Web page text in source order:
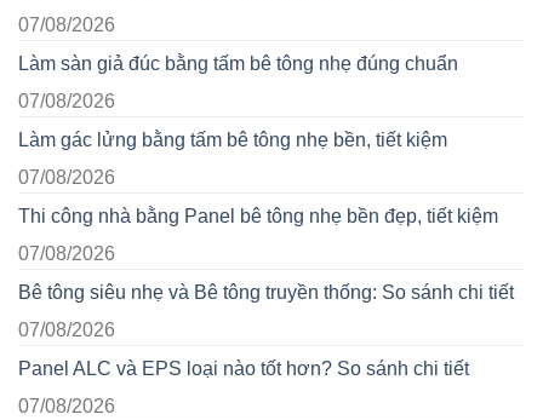
07/08/2026
Làm sàn giả đúc bằng tấm bê tông nhẹ đúng chuẩn
07/08/2026
Làm gác lửng bằng tấm bê tông nhẹ bền, tiết kiệm
07/08/2026
Thi công nhà bằng Panel bê tông nhẹ bền đẹp, tiết kiệm
07/08/2026
Bê tông siêu nhẹ và Bê tông truyền thống: So sánh chi tiết
07/08/2026
Panel ALC và EPS loại nào tốt hơn? So sánh chi tiết
07/08/2026